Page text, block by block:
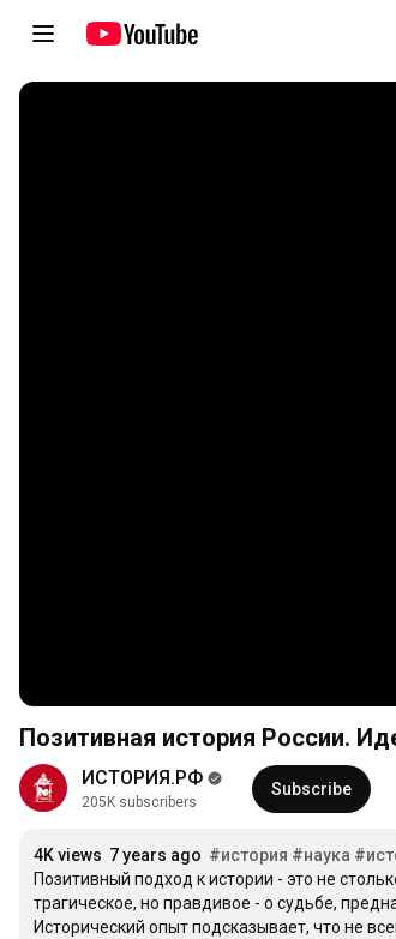
Позитивная история России.
ИСТОРИЯ.РФ
205K subscribers
Subscribe
4K views 7 years ago #история #наука
Позитивный подход к истории - это не
трагическое, но правдивое - о судьбе,
Исторический опыт подсказывает, что не